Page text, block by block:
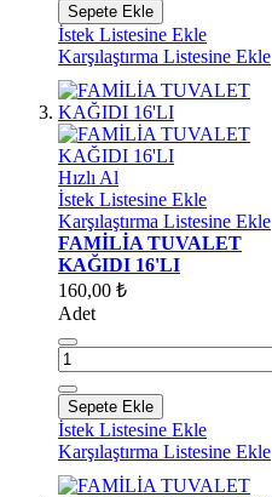
Sepete Ekle
İstek Listesine Ekle
Karşılaştırma Listesine Ekle
Hızlı Al
İstek Listesine Ekle
Karşılaştırma Listesine Ekle
FAMİLİA TUVALET
KAĞIDI 16'LI
160,00 ₺
Adet
Sepete Ekle
İstek Listesine Ekle
Karşılaştırma Listesine Ekle